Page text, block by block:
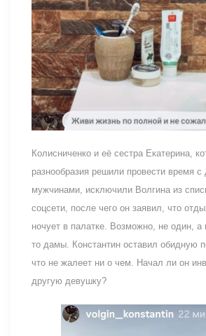
Колисниченко и её сестра Екатерина,
разнообразия решили провести время с
мужчинами, исключили Волгина из
соцсети, после чего он заявил, что
ночует в палатке. Возможно, не один, а
то дамы. Константин оставил обидную
что не жалеет ни о чем. Начал ли он
другую девушку?